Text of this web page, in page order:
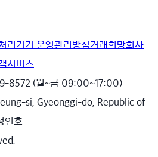
리기기 운영관리방침거래희망회사
서비스
8572 (월~금 09:00~17:00)
si, Gyeonggi-do, Republic of
인호